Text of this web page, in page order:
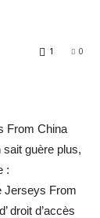
0
1
From China
sait guère plus,
:
Jerseys From
droit d’accès